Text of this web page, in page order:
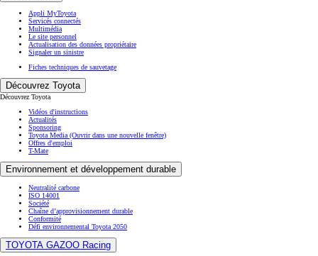
Appli MyToyota
Servicés connectés
Multimédia
Le site personnel
Actualisation des données propriétaire
Signaler un sinistre
Fiches techniques de sauvetage
Découvrez Toyota
Découvrez Toyota
Vidéos d'instructions
Actualités
Sponsoring
Toyota Media (Ouvrir dans une nouvelle fenêtre)
Offres d'emploi
T-Mate
Environnement et développement durable
Neutralité carbone
ISO 14001
Société
Chaîne d’approvisionnement durable
Conformité
Défi environnemental Toyota 2050
TOYOTA GAZOO Racing